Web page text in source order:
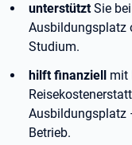
unterstütztSie
Ausbildungsplatz
Studium.
hilft finanziell mit
Ausbildungsplatz
Betrieb.